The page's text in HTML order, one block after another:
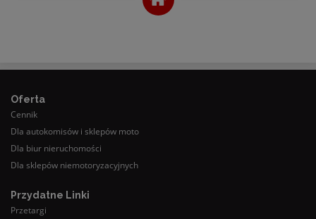
Oferta
Cennik
Dla autokomisów i sklepów moto
Dla biur nieruchomości
Dla sklepów niemotoryzacyjnych
Przydatne Linki
Przetargi